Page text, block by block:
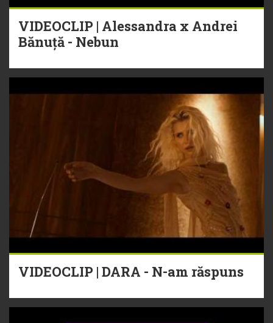
VIDEOCLIP | Alessandra x Andrei
Bănuță - Nebun
VIDEOCLIP | DARA - N-am răspuns